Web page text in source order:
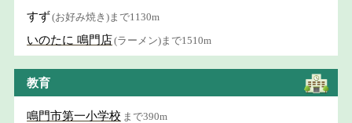
すず(お好み焼き)まで1130m
いのたに 鳴門店(ラーメン)まで1510m
教育
鳴門市第一小学校 まで390m